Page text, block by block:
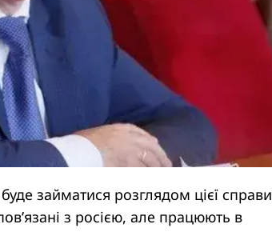
займатися розглядом цієї справи
з росією, але працюють в